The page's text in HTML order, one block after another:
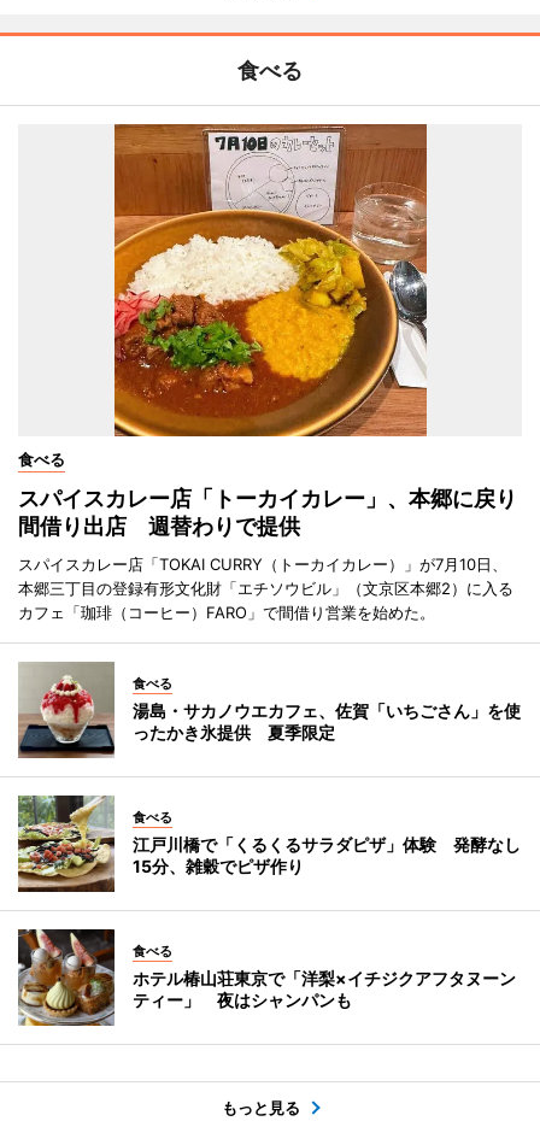
食べる
食べる
スパイスカレー店「トーカイカレー」、本郷に戻り
間借り出店 週替わりで提供
スパイスカレー店「TOKAI CURRY（トーカイカレー）」が7月10日、
本郷三丁目の登録有形文化財「エチソウビル」（文京区本郷2）に入る
カフェ「珈琲（コーヒー）FARO」で間借り営業を始めた。
食べる
湯島・サカノウエカフェ、佐賀「いちごさん」を使
ったかき氷提供 夏季限定
食べる
江戸川橋で「くるくるサラダピザ」体験 発酵なし
15分、雑穀でピザ作り
食べる
ホテル椿山荘東京で「洋梨×イチジクアフタヌーン
ティー」 夜はシャンパンも
もっと見る